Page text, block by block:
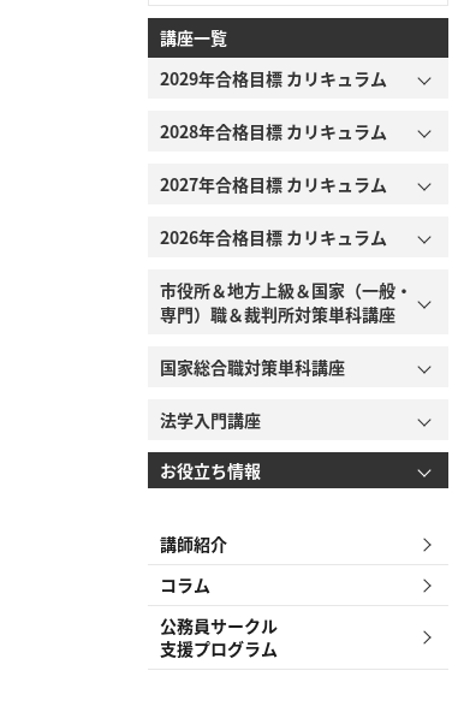
講座一覧
2029年合格目標 カリキュラム
2028年合格目標 カリキュラム
2027年合格目標 カリキュラム
2026年合格目標 カリキュラム
市役所＆地方上級＆国家（一般・
専門）職＆裁判所対策単科講座
国家総合職対策単科講座
法学入門講座
お役立ち情報
講師紹介
コラム
公務員サークル
支援プログラム